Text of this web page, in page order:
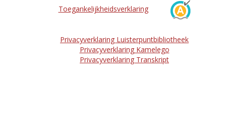
Toegankelijkheidsverklaring
Privacyverklaring Luisterpuntbibliotheek
Privacyverklaring Kamelego
Privacyverklaring Transkript